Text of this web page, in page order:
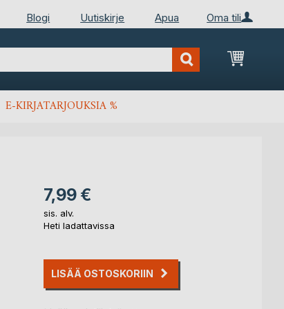
Oma tili
Blogi Uutiskirje Apua
E-KIRJATARJOUKSIA %
7,99 €
sis. alv.
Heti ladattavissa
LISÄÄ OSTOSKORIIN